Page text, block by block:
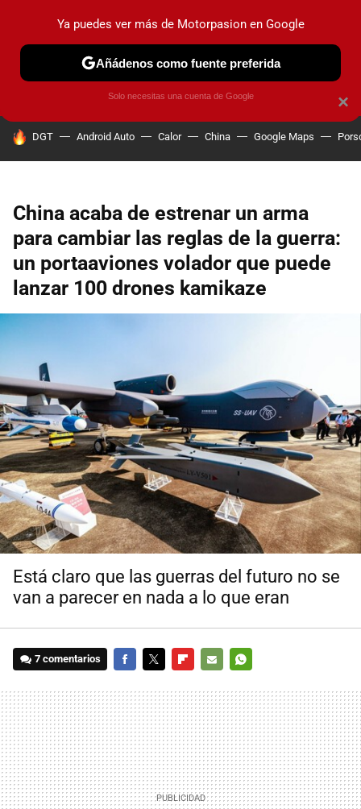
PRUEBAS COCHES ELÉCTRICOS OBSERVATORIO
HOY SE HABLA DE
DGT Android Auto Calor China Google Maps
China acaba de estrenar un arma
para cambiar las reglas de la guerra:
un portaaviones volador que puede
lanzar 100 drones kamikaze
Está claro que las guerras del futuro no se
van a parecer en nada a lo que eran
7 comentarios
MAIL
×
Ya puedes ver más de Motorpasion en Google
Añádenos como fuente preferida
Solo necesitas una cuenta de Google